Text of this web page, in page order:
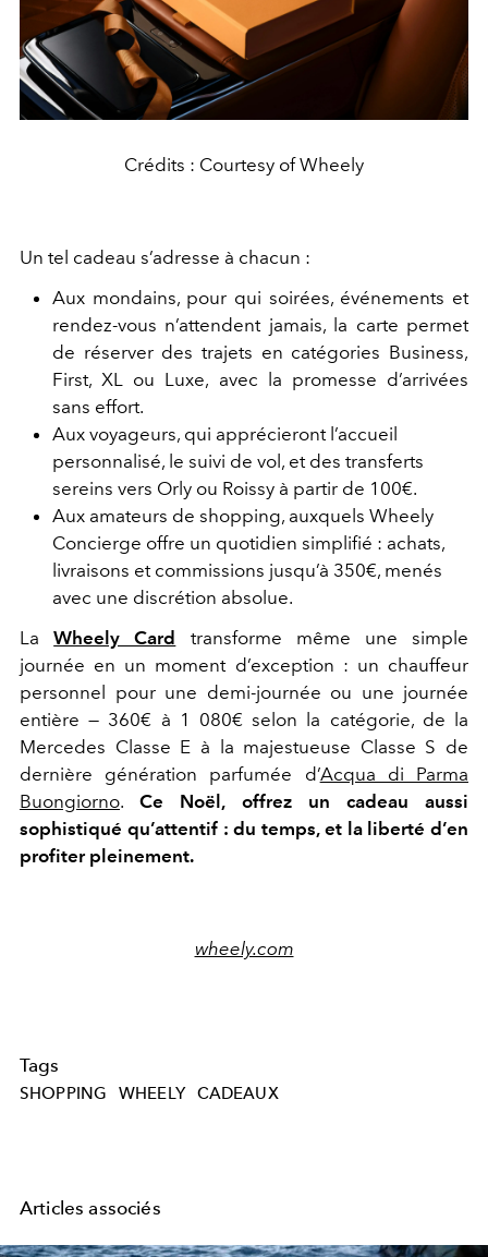
Crédits : Courtesy of Wheely
Un tel cadeau s’adresse à chacun :
Aux mondains, pour qui soirées, événements et
rendez-vous n’attendent jamais, la carte permet
de réserver des trajets en catégories Business,
First, XL ou Luxe, avec la promesse d’arrivées
sans effort.
Aux voyageurs, qui apprécieront l’accueil
personnalisé, le suivi de vol, et des transferts
sereins vers Orly ou Roissy à partir de 100€.
Aux amateurs de shopping, auxquels Wheely
Concierge offre un quotidien simplifié : achats,
livraisons et commissions jusqu’à 350€, menés
avec une discrétion absolue.
LaWheely Card
transforme même une simple
journée en un moment d’exception : un chauffeur
personnel pour une demi-journée ou une journée
entière — 360€ à 1 080€ selon la catégorie, de la
Mercedes Classe E à la majestueuse Classe S de
dernière génération parfumée d’Acqua di Parma
Buongiorno.Ce Noël, offrez un cadeau aussi
sophistiqué qu’attentif : du temps, et la liberté d’en
profiter pleinement.
wheely.com
Tags
SHOPPING WHEELY CADEAUX
Articles associés